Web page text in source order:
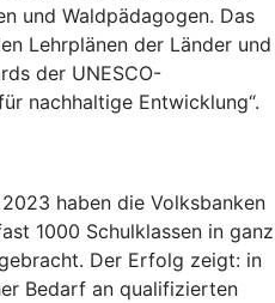
und Waldpädagogen. Das
Lehrplänen der Länder und
der UNESCO-
nachhaltige Entwicklung“.
haben die Volksbanken
1000 Schulklassen in ganz
Der Erfolg zeigt: in
Bedarf an qualifizierten